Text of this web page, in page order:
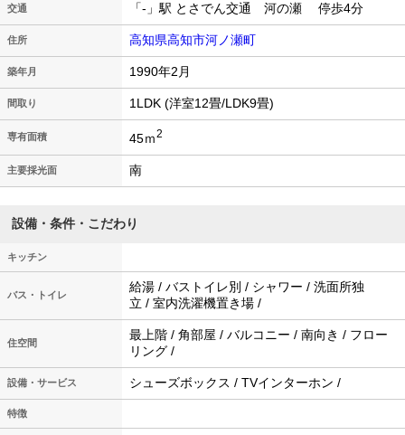
交通 「-」駅 とさでん交通 河の瀬 停歩4分
住所 高知県高知市河ノ瀬町
築年月 1990年2月
間取り 1LDK (洋室12畳/LDK9畳)
専有面積 45ｍ2
主要採光面 南
設備・条件・こだわり
キッチン
バス・トイレ
給湯 / バストイレ別 / シャワー / 洗面所独
立 / 室内洗濯機置き場 /
住空間
最上階 / 角部屋 / バルコニー / 南向き / フロー
リング /
設備・サービス シューズボックス / TVインターホン /
特徴